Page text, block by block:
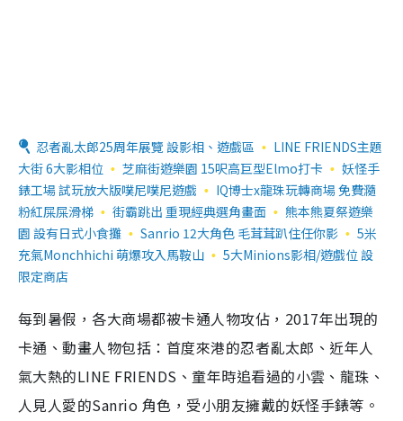
忍者亂太郎25周年展覽 設影相、遊戲區
LINE FRIENDS主題
大街 6大影相位
芝麻街遊樂園 15呎高巨型Elmo打卡
妖怪手
錶工場 試玩放大版噗尼噗尼遊戲
IQ博士x龍珠玩轉商場 免費瀡
粉紅屎屎滑梯
街霸跳出 重現經典選角畫面
熊本熊夏祭遊樂
園 設有日式小食攤
Sanrio 12大角色 毛茸茸趴住任你影
5米
充氣Monchhichi 萌爆攻入馬鞍山
5大Minions影相/遊戲位 設
限定商店
每到暑假，各大商場都被卡通人物攻佔，2017年出現的
卡通、動畫人物包括：首度來港的忍者亂太郎、近年人
氣大熱的LINE FRIENDS、童年時追看過的小雲、龍珠、
人見人愛的Sanrio 角色，受小朋友擁戴的妖怪手錶等。